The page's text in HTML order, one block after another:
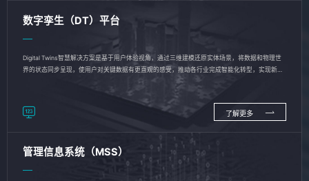
数字孪生（DT）平台
Digital Twins智慧解决方案是基于用户体验视角，通过三维建模还原实体场景，将数据和物理世
界的状态同步呈现，使用户对关键数据有更直观的感受，推动各行业完成智能化转型，实现新旧
了解更多
管理信息系统（MSS）